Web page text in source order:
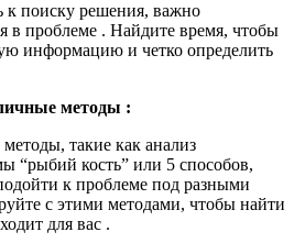
к поиску решения, важно
в проблеме . Найдите время, чтобы
информацию и четко определить
методы :
такие как анализ
“рыбий кость” или 5 способов,
к проблеме под разными
с этими методами, чтобы найти
для вас .